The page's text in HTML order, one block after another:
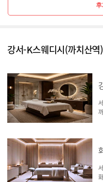
강서-K스웨디시(까치산역